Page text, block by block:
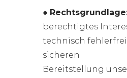
●
berechtigtes
technisch
sicheren
Bereitstellung